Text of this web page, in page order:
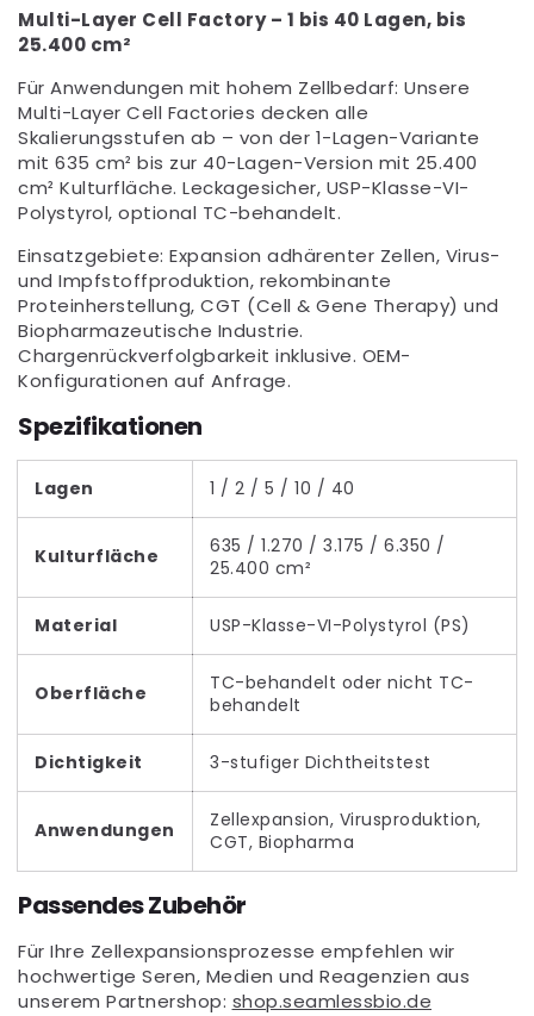
Multi-Layer Cell Factory – 1 bis 40 Lagen, bis
25.400 cm²
Für Anwendungen mit hohem Zellbedarf: Unsere
Multi-Layer Cell Factories decken alle
Skalierungsstufen ab – von der 1-Lagen-Variante
mit 635 cm² bis zur 40-Lagen-Version mit 25.400
cm² Kulturfläche. Leckagesicher, USP-Klasse-VI-
Polystyrol, optional TC-behandelt.
Einsatzgebiete: Expansion adhärenter Zellen, Virus-
und Impfstoffproduktion, rekombinante
Proteinherstellung, CGT (Cell & Gene Therapy) und
Biopharmazeutische Industrie.
Chargenrückverfolgbarkeit inklusive. OEM-
Konfigurationen auf Anfrage.
Spezifikationen
Lagen 1 / 2 / 5 / 10 / 40
Kulturfläche
635 / 1.270 / 3.175 / 6.350 /
25.400 cm²
Material USP-Klasse-VI-Polystyrol (PS)
Oberfläche
TC-behandelt oder nicht TC-
behandelt
Dichtigkeit 3-stufiger Dichtheitstest
Anwendungen
Zellexpansion, Virusproduktion,
CGT, Biopharma
Passendes Zubehör
Für Ihre Zellexpansionsprozesse empfehlen wir
hochwertige Seren, Medien und Reagenzien aus
unserem Partnershop: shop.seamlessbio.de